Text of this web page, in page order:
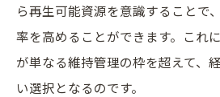
ら再生可能資源を意識することで
率を高めることができます。これ
が単なる維持管理の枠を超えて、
い選択となるのです。